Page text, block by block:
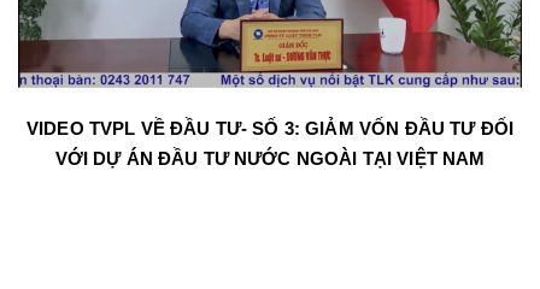
VIDEO TVPL VỀ ĐẦU TƯ- SỐ 3: GIẢM VỐN ĐẦU TƯ ĐỐI
VỚI DỰ ÁN ĐẦU TƯ NƯỚC NGOÀI TẠI VIỆT NAM